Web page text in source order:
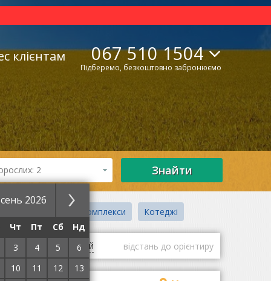
клієнтам 067 510 1504
Підберемо, безкоштовно забронюємо
2026
Чт Пт Сб
Нд
3 4 5
6
10 11 12
13
2 Знайти
ресторанні комплекси Котеджі
оцінки гостей відстань до орієнтиру